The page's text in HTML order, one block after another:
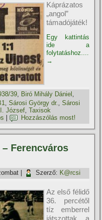
Káprázatos
„angol”
támadójáték!
Egy kattintás
ide a
folytatáshoz....
→
39, Biró Mihály Dániel ,
,Sárosi György dr. ,Sárosi
József ,Taxisok
Hozzászólás most!
Ferencváros
Szerző: K@rcsi
Az első félidő
36. percétől
tíz emberrel
játszottak a